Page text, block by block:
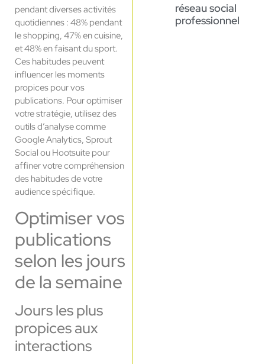
pendant diverses activités
quotidiennes : 48% pendant
le shopping, 47% en cuisine,
et 48% en faisant du sport.
Ces habitudes peuvent
influencer les moments
propices pour vos
publications. Pour optimiser
votre stratégie, utilisez des
outils d’analyse comme
Google Analytics, Sprout
Social ou Hootsuite pour
affiner votre compréhension
des habitudes de votre
audience spécifique.
Optimiser vos
publications
selon les jours
de la semaine
Jours les plus
propices aux
interactions
réseau social
professionnel